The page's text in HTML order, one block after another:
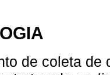
de coleta